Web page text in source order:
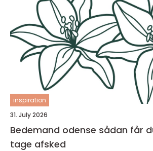
inspiration
31. July 2026
Bedemand odense sådan får du ro til at
tage afsked